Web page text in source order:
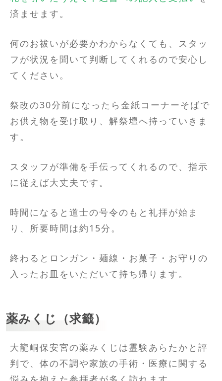
済ませます。
何のお祓いが必要かわからなくても、スタッ
フが状況を聞いて判断してくれるので安心し
てください。
祭改の30分前になったら金紙コーナーそばで
お供え物を受け取り、解祭壇へ持っていきま
す。
スタッフが準備を手伝ってくれるので、指示
に従えば大丈夫です。
時間になると道士の号令のもと礼拝が始ま
り、所要時間は約15分。
終わるとロンガン・麺線・お菓子・お守りの
入ったお皿をいただいて持ち帰ります。
薬みくじ（求籤）
大龍峒保安宮の薬みくじは霊験あらたかと評
判で、体の不調や家族の手術・医療に関する